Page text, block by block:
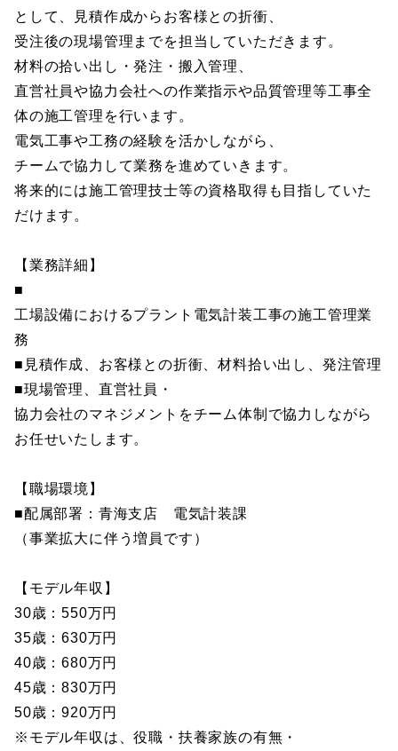
として、見積作成からお客様との折衝、
受注後の現場管理までを担当していただきます。
材料の拾い出し・発注・搬入管理、
直営社員や協力会社への作業指示や品質管理等工事全
体の施工管理を行います。
電気工事や工務の経験を活かしながら、
チームで協力して業務を進めていきます。
将来的には施工管理技士等の資格取得も目指していた
だけます。
【業務詳細】
■
工場設備におけるプラント電気計装工事の施工管理業
務
■見積作成、お客様との折衝、材料拾い出し、発注管理
■現場管理、直営社員・
協力会社のマネジメントをチーム体制で協力しながら
お任せいたします。
【職場環境】
■配属部署：青海支店 電気計装課
（事業拡大に伴う増員です）
【モデル年収】
30歳：550万円
35歳：630万円
40歳：680万円
45歳：830万円
50歳：920万円
※モデル年収は、役職・扶養家族の有無・